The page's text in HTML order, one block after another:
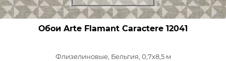
Обои Arte Flamant Caractere 12041
Флизелиновые, Бельгия, 0,7x8,5 м